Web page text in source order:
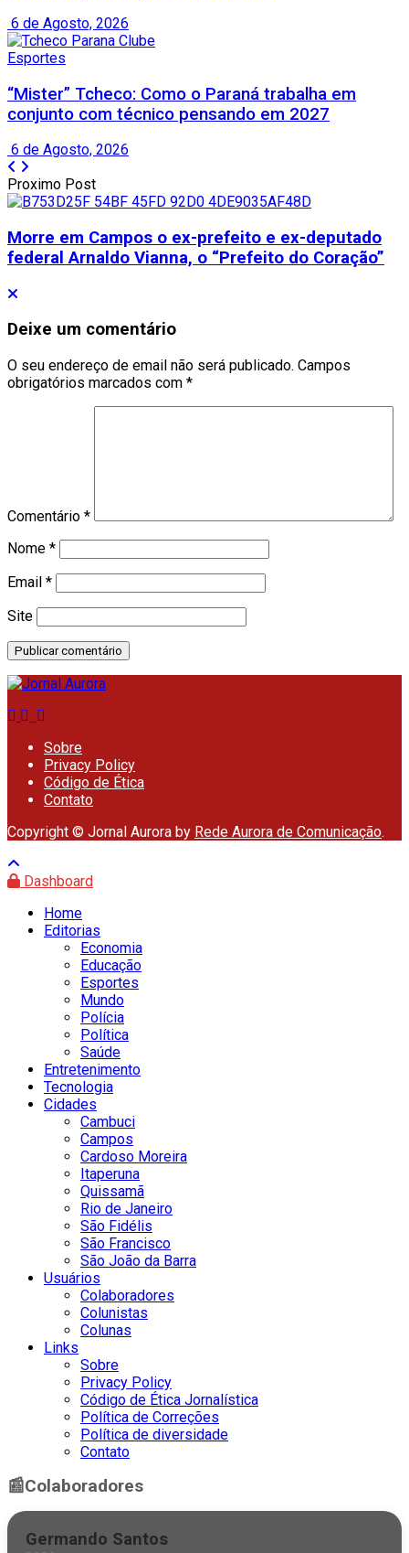
6 de Agosto, 2026
Esportes
“Mister” Tcheco: Como o Paraná trabalha em
conjunto com técnico pensando em 2027
6 de Agosto, 2026
Proximo Post
Morre em Campos o ex-prefeito e ex-deputado
federal Arnaldo Vianna, o “Prefeito do Coração”
Deixe um comentário
O seu endereço de email não será publicado. Campos
obrigatórios marcados com *
Comentário *
Nome *
Email *
Site
Sobre
Privacy Policy
Código de Ética
Contato
Copyright © Jornal Aurora by Rede Aurora de Comunicação.
Dashboard
Home
Editorias
Economia
Educação
Esportes
Mundo
Polícia
Política
Saúde
Entretenimento
Tecnologia
Cidades
Cambuci
Campos
Cardoso Moreira
Itaperuna
Quissamã
Rio de Janeiro
São Fidélis
São Francisco
São João da Barra
Usuários
Colaboradores
Colunistas
Colunas
Links
Sobre
Privacy Policy
Código de Ética Jornalística
Política de Correções
Política de diversidade
Contato
📰Colaboradores
Germando Santos